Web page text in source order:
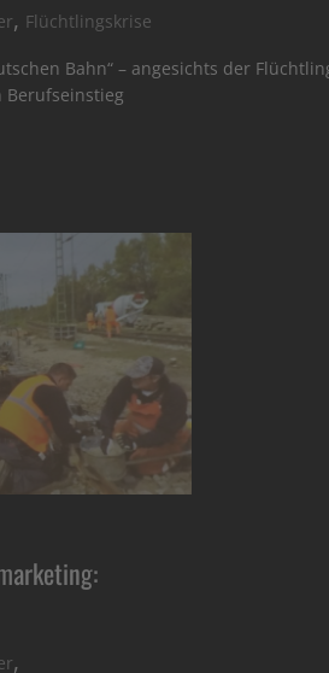
, Flüchtlingskrise
Bahn“ – angesichts der
Berufseinstieg
,